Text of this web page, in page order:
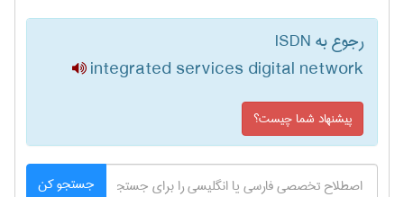
رجوع به ISDN
integrated services digital network
پیشنهاد شما چیست؟
جستجو کن